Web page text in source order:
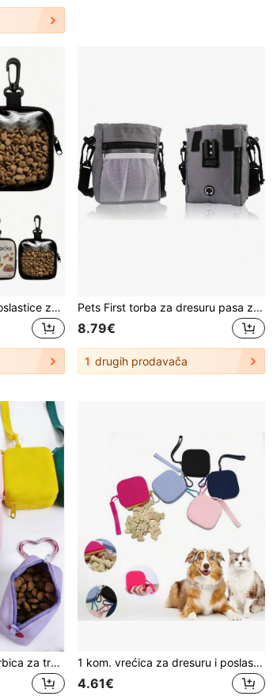
Prijenosna vrećica za poslastice za kućne ljubimce od 1 komada izrađena od poliestera, s patentnim zatvaračem i kukom, pogodna za aktivnosti na otvorenom i šetnju pasa, može pohraniti poslastice za pse/mačke, otporna na vlagu, izvrsna za vlasnike i trenere pasa/mačaka za nošenje potrepština za kućne ljubimce, dodataka za kućne ljubimce, zatvorena vrećica za poslastice za kućne ljubimce, osnovne potrepštine za kućne ljubimce Pets First torba za dresuru pasa za igračke i dodatke s ugrađenim dozatorom vrećica za izmet - držač za male, srednje i velike pse i štence s više načina nošenja
8.79€
1 drugih prodavača
1 kom mini silikonska torbica za trening psa s poslasticama, periva prenosiva torbica za ljubimce, kompaktna veličina, lako se čisti, torbica za putovanja s pričvršćivanjem na povodac (prikladna za putovanja s štencima ili aktivnosti na otvorenom), dizajn s patentnim zatvaračem za sprječavanje prosipanja, torbica za šetnju psa 1 kom. vrećica za dresuru i poslastice za male pse s odvojivim remenom za rame i zatvaračem - mini prijenosna torbica za kućne ljubimce otporna na prosipanje, pogodna za štence, izdržljiv dizajn koji se lako čisti, više boja (ružičastocrvena, crna, svijetloplava, ružičasta, tamnoplava) za putovanja, šetnju, vanjsku upotrebu - vrećica za nošenje, vrećica za poslastice za pse, vrećica za šetnju pasa
4.61€